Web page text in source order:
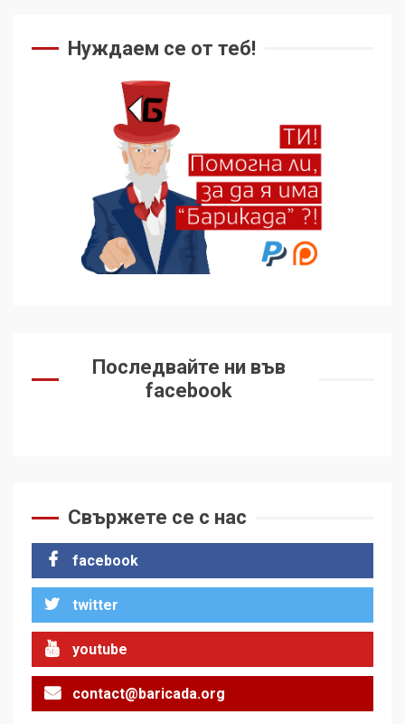
Нуждаем се от теб!
Последвайте ни във
facebook
Свържете се с нас
facebook
twitter
youtube
contact@baricada.org